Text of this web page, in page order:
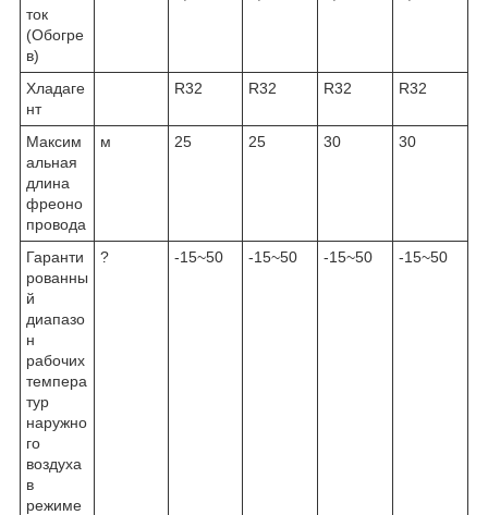
ток
(Обогре
в)
Хладаге
нт
R32 R32 R32 R32
Максим
альная
длина
фреоно
провода
м 25 25 30 30
Гаранти
рованны
й
диапазо
н
рабочих
темпера
тур
наружно
го
воздуха
в
режиме
? -15~50 -15~50 -15~50 -15~50